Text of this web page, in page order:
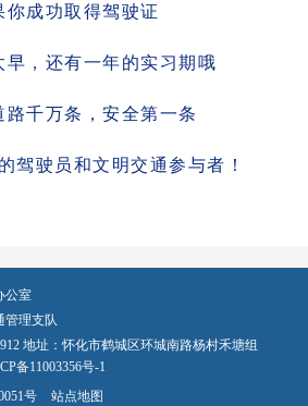
你成功取得驾驶证
早，还有一年的实习期哦
路千万条，安全第一条
驾驶员和文明交通参与者！
公室
管理支队
地址：怀化市鹤城区环城南路杨村禾塘组
备11003356号-1
号
站点地图